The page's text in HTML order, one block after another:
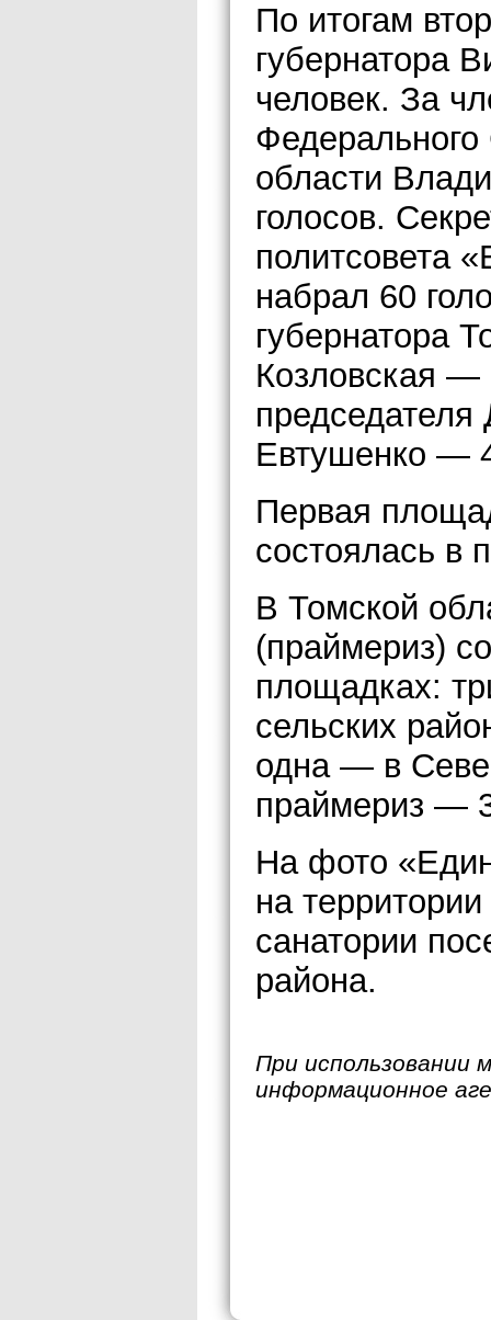
По итогам
губернатора
человек. За
области
голосов.
политсовета
набрал 60
губернатора
Козловская —
Евтушенко —
Первая
состоялась в
В Томской
(праймериз)
площадках:
сельских
одна — в
праймериз —
На фото
на
санатории
района.
При использовании
информационное